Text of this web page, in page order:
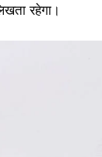
रहेगा।